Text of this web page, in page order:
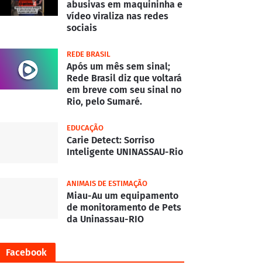
abusivas em maquininha e
vídeo viraliza nas redes
sociais
REDE BRASIL
Após um mês sem sinal;
Rede Brasil diz que voltará
em breve com seu sinal no
Rio, pelo Sumaré.
EDUCAÇÃO
Carie Detect: Sorriso
Inteligente UNINASSAU-Rio
ANIMAIS DE ESTIMAÇÃO
Miau-Au um equipamento
de monitoramento de Pets
da Uninassau-RIO
Facebook